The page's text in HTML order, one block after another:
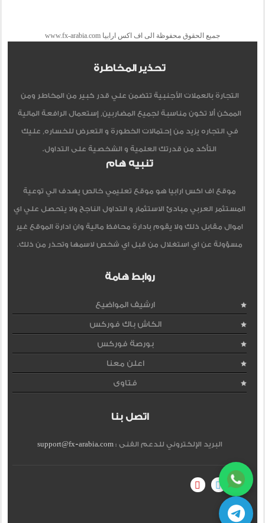
جميع الحقوق محفوظة الى اف اكس ارابيا www.fx-arabia.com
تحذير المخاطرة
التجارة بالعملات الأجنبية تتضمن علي قدر كبير من المخاطر ومن
الممكن ألا تكون مناسبة لجميع المضاربين, إستعمال الرافعة المالية
في التجاره يزيد من إحتمالات الخطورة و التعرض للخساره, عليك
التأكد من قدرتك العلمية و الشخصية على التداول.
تنبيه هام
موقع اف اكس ارابيا هو موقع تعليمي خالص يهدف الي توعية
المستثمر العربي مبادئ الاستثمار و التداول الناجح ولا يتحصل علي اي
اموال مقابل ذلك ولا يقوم بادارة محافظ مالية وان ادارة الموقع غير
مسؤولة عن اي استغلال من قبل اي شخص لاسمها وتحذر من ذلك.
روابط هامة
ارشيف المواضيع
الكاش باك فوركس
بورصة فوركس
اعلن معنا
فتاوى
اتصل بنا
البريد الإلكتروني للدعم الفنى :support@fx-arabia.com